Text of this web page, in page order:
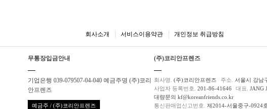
회사소개 서비스이용약관 개인정보 취급방침
무통장입금안내
기업은행 039-079507-04-040 예금주명 (주)코리
안프렌즈
예금주 / (주)코리안프렌즈
(주)코리안프렌즈
회사명. (주)코리안프렌즈 주소. 서울시 강남
사업자 등록번호. 201-86-41646 대표. JANG
대량문의 kf@koreanfriends.co.kr
통신판매업신고번호. 제2014-서울중구-0924